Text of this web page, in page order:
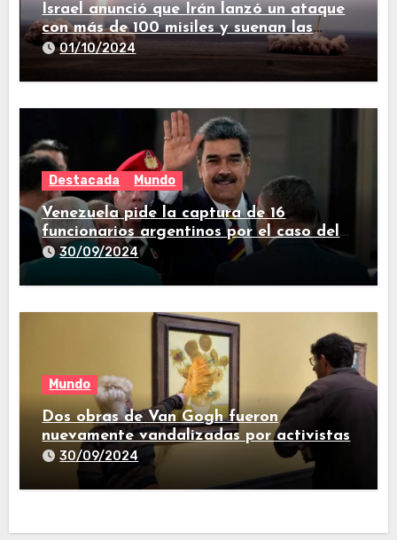
Israel anunció que Irán lanzó un ataque
con más de 100 misiles y suenan las
sirenas en todo el país
01/10/2024
Destacada Mundo
Venezuela pide la captura de 16
funcionarios argentinos por el caso del
avión iraní que estuvo en Buenos Aires
30/09/2024
Mundo
Dos obras de Van Gogh fueron
nuevamente vandalizadas por activistas
30/09/2024